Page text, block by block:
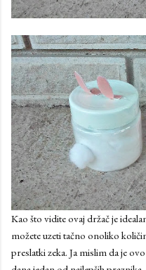
Kao što vidite ovaj držač je
možete uzeti tačno onoliko
preslatki zeka. Ja mislim da je